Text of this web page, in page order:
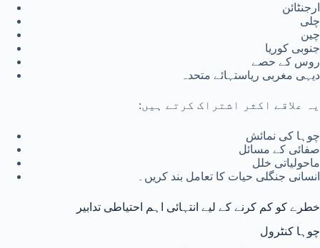
ارجنٹائن
چلی
چین
جنوبی کوریا
روس کے حصے
دیہی مغربی ریاستہائے متحدہ
یہ علاقے اکثر اشتراک کرتے ہیں:
چوہا کی نمائش
صفائی کے مسائل
ماحولیاتی خلل
انسانی جنگلی حیات کا تعامل بند کریں۔
خطرے کو کم کرنے کے لیے انتہائی اہم احتیاطی تدابیر
چوہا کنٹرول